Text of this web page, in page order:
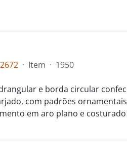
· Item · 1950
e borda circular
com padrões
em aro plano e